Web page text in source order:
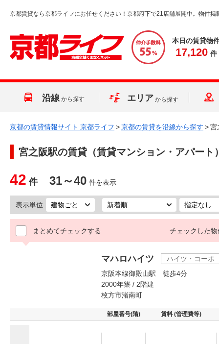
京都賃貸なら京都ライフにお任せください！京都府下で21店舗展開中。物件掲
本日の賃貸物
17,120 件
沿線 から探す エリア から探す
京都の賃貸情報サイト 京都ライフ >京都の賃貸を沿線から探す >宮
宮之阪駅の賃貸（賃貸マンション・アパート
42 件 31～40 件を表示
表示単位
まとめてチェックする チェックした物
マハロハイツ
ハイツ・コーポ
京阪本線御殿山駅 徒歩4分
2000年築 / 2階建
枚方市渚南町
部屋番号(階) 賃料 (管理費等)